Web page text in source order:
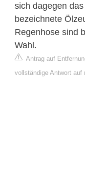
sich dagegen
bezeichnete
Regenhose sind
Wahl.
Antrag auf
vollständige Antwort auf